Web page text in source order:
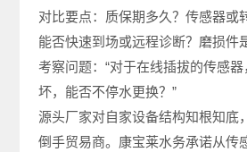
对比要点：质保期多久？传感器或
能否快速到场或远程诊断？磨损件
考察问题：“对于在线插拔的传感
坏，能否不停水更换？”
源头厂家对自家设备结构知根知底
倒手贸易商。康宝莱水务承诺从传